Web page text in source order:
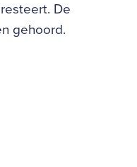
De
gehoord.